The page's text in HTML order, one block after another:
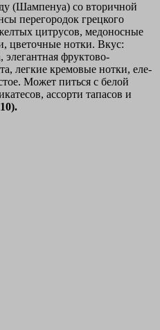
(Шампенуа) со вторичной
перегородок грецкого
цитрусов, медоносные
цветочные нотки. Вкус:
элегантная фруктово-
легкие кремовые нотки, еле-
Может питься с белой
ассорти тапасов и